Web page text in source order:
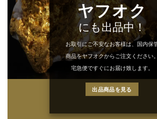
ヤフオク
にも出品中！
お取引にご不安なお客様は、国内保
商品をヤフオクからご注文ください。
宅急便ですぐにお届け致します。
出品商品を見る